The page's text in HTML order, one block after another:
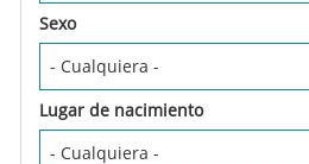
Sexo
Lugar de nacimiento